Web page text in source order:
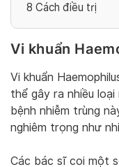
8 Cách điều trị
Vi khuẩn
Vi khuẩn
thể gây ra nhiều loại
bệnh nhiễm trùng
nghiêm trọng như
Các bác sĩ coi một